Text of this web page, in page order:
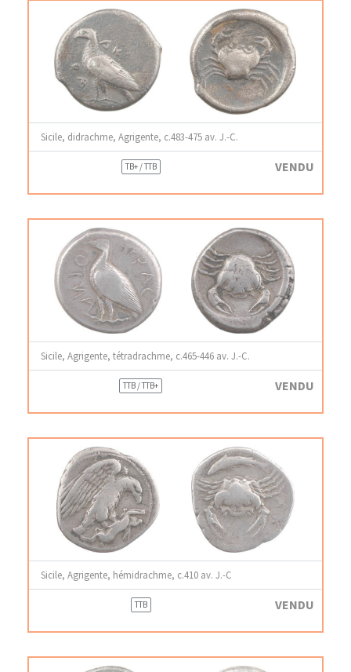
Sicile, didrachme, Agrigente, c.483-475 av. J.-C.
TB+ / TTB VENDU
Sicile, Agrigente, tétradrachme, c.465-446 av. J.-C.
TTB / TTB+ VENDU
Sicile, Agrigente, hémidrachme, c.410 av. J.-C
TTB VENDU